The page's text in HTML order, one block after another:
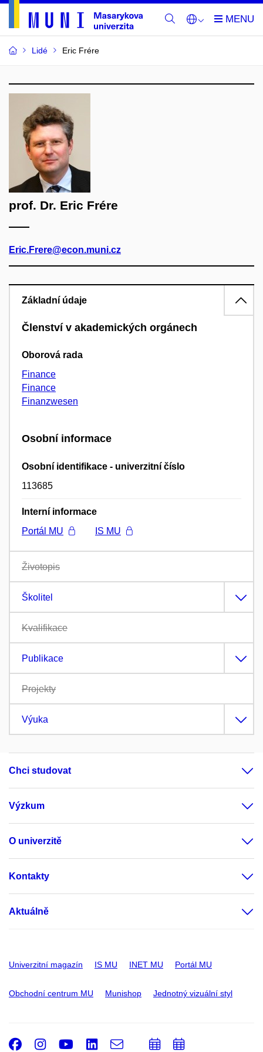
Lidé Eric Frére
prof. Dr. Eric Frére
Eric.Frere@econ.muni.cz
Základní údaje
Členství v akademických orgánech
Oborová rada
Finance
Finance
Finanzwesen
Osobní informace
Osobní identifikace - univerzitní číslo
113685
Interní informace
Portál MU
IS MU
Životopis
Školitel
Kvalifikace
Publikace
Projekty
Výuka
Chci studovat
Výzkum
O univerzitě
Kontakty
Aktuálně
Univerzitní magazín IS MU INET MU Portál MU
Obchodní centrum MU Munishop Jednotný vizuální styl
Facebook
Instagram
Youtube
LinkedIn
e-
PřidatPřidat